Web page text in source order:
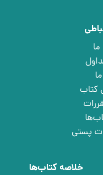
کتاب
پستی
خلاصه کتاب‌ها